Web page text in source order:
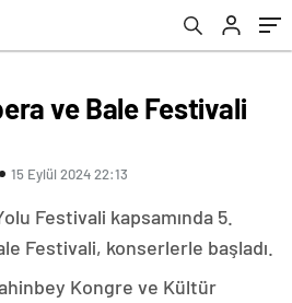
ve Bale Festivali
15 Eylül 2024 22:13
Festivali kapsamında 5.
Festivali, konserlerle başladı.
Kongre ve Kültür